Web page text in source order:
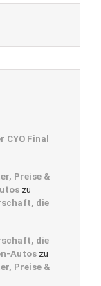
Final
Preise &
zu
die
die
Autos zu
Preise &